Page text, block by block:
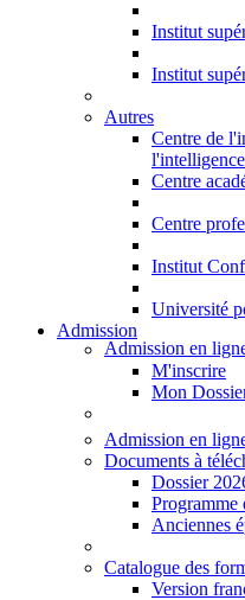
Institut
Institut
Autres
Centre de
Centre
Centre
Institut
Université
Admission
Admission en
M'inscrire
Mon
Admission en
Documents à
Dossier
Programme
Anciennes
Catalogue des
Version